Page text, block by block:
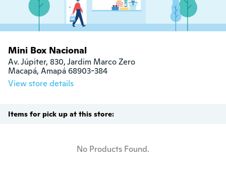
Mini Box Nacional
Av. Júpiter, 830, Jardim Marco Zero
Macapá, Amapá 68903-384
View store details
Items for pick up at this store:
No Products Found.